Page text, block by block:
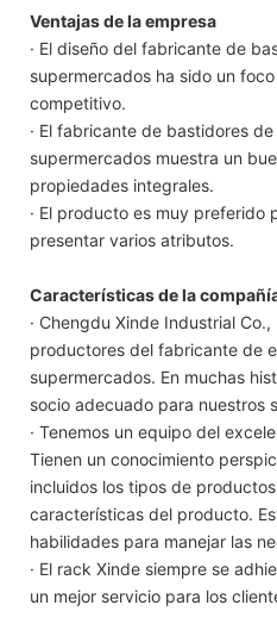
Ventajas de la empresa
· El diseño del fabricante de
supermercados ha sido un
competitivo.
· El fabricante de bastidores
supermercados muestra un
propiedades integrales.
· El producto es muy preferido
presentar varios atributos.
Características de la
· Chengdu Xinde Industrial
productores del fabricante de
supermercados. En muchas
socio adecuado para nuestros
· Tenemos un equipo del
Tienen un conocimiento
incluidos los tipos de
características del producto.
habilidades para manejar las
· El rack Xinde siempre se
un mejor servicio para los